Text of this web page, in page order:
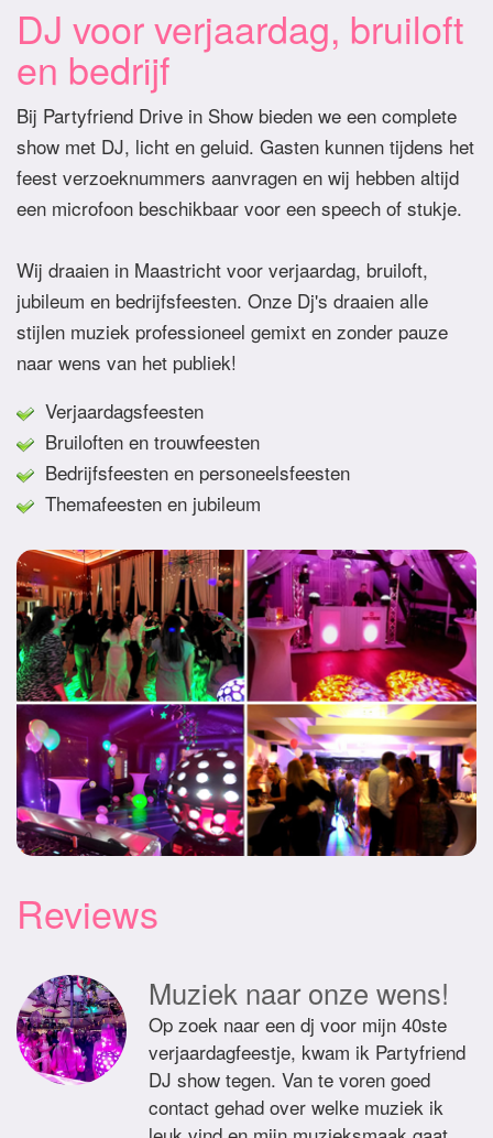
DJ voor verjaardag, bruiloft
en bedrijf
Bij Partyfriend Drive in Show bieden we een complete
show met DJ, licht en geluid. Gasten kunnen tijdens het
feest verzoeknummers aanvragen en wij hebben altijd
een microfoon beschikbaar voor een speech of stukje.
Wij draaien in Maastricht voor verjaardag, bruiloft,
jubileum en bedrijfsfeesten. Onze Dj's draaien alle
stijlen muziek professioneel gemixt en zonder pauze
naar wens van het publiek!
Verjaardagsfeesten
Bruiloften en trouwfeesten
Bedrijfsfeesten en personeelsfeesten
Themafeesten en jubileum
Reviews
Muziek naar onze wens!
Op zoek naar een dj voor mijn 40ste
verjaardagfeestje, kwam ik Partyfriend
DJ show tegen. Van te voren goed
contact gehad over welke muziek ik